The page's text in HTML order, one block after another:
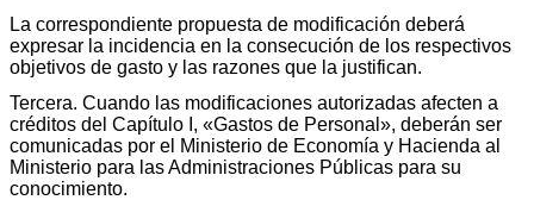
La correspondiente propuesta de modificación deberá
expresar la incidencia en la consecución de los respectivos
objetivos de gasto y las razones que la justifican.
Tercera. Cuando las modificaciones autorizadas afecten a
créditos del Capítulo I, «Gastos de Personal», deberán ser
comunicadas por el Ministerio de Economía y Hacienda al
Ministerio para las Administraciones Públicas para su
conocimiento.